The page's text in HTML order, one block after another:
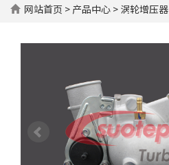
网站首页 > 产品中心 > 涡轮增压器